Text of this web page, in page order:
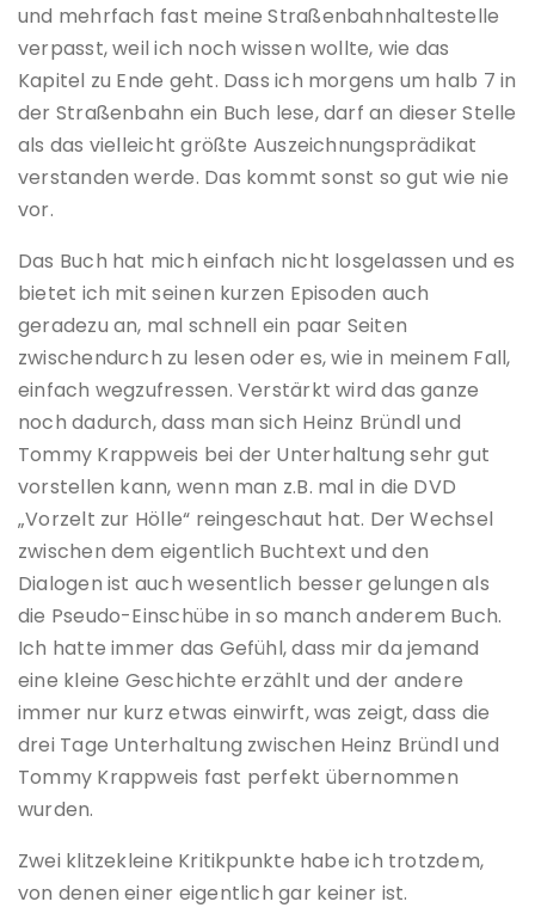
und mehrfach fast meine Straßenbahnhaltestelle
verpasst, weil ich noch wissen wollte, wie das
Kapitel zu Ende geht. Dass ich morgens um halb 7 in
der Straßenbahn ein Buch lese, darf an dieser Stelle
als das vielleicht größte Auszeichnungsprädikat
verstanden werde. Das kommt sonst so gut wie nie
vor.
Das Buch hat mich einfach nicht losgelassen und es
bietet ich mit seinen kurzen Episoden auch
geradezu an, mal schnell ein paar Seiten
zwischendurch zu lesen oder es, wie in meinem Fall,
einfach wegzufressen. Verstärkt wird das ganze
noch dadurch, dass man sich Heinz Bründl und
Tommy Krappweis bei der Unterhaltung sehr gut
vorstellen kann, wenn man z.B. mal in die DVD
„Vorzelt zur Hölle“ reingeschaut hat. Der Wechsel
zwischen dem eigentlich Buchtext und den
Dialogen ist auch wesentlich besser gelungen als
die Pseudo-Einschübe in so manch anderem Buch.
Ich hatte immer das Gefühl, dass mir da jemand
eine kleine Geschichte erzählt und der andere
immer nur kurz etwas einwirft, was zeigt, dass die
drei Tage Unterhaltung zwischen Heinz Bründl und
Tommy Krappweis fast perfekt übernommen
wurden.
Zwei klitzekleine Kritikpunkte habe ich trotzdem,
von denen einer eigentlich gar keiner ist.